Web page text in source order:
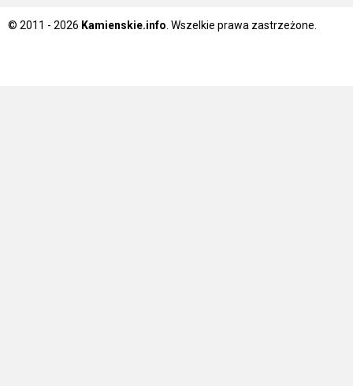
© 2011 - 2026 Kamienskie.info. Wszelkie prawa zastrzeżone.